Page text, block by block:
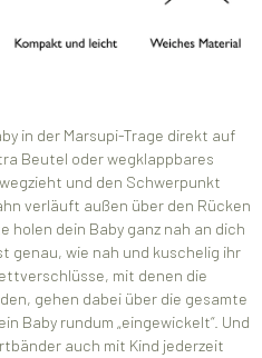
in der Marsupi-Trage direkt auf
Beutel oder wegklappbares
und den Schwerpunkt
verläuft außen über den Rücken
holen dein Baby ganz nah an dich
genau, wie nah und kuschelig ihr
mit denen die
gehen dabei über die gesamte
Baby rundum „eingewickelt“. Und
auch mit Kind jederzeit